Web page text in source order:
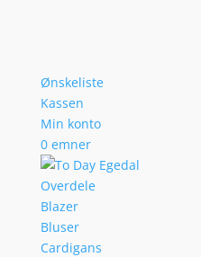
Ønskeliste
Kassen
Min konto
0 emner
Overdele
Blazer
Bluser
Cardigans